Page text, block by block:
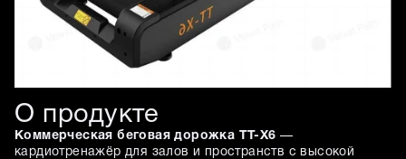
О продукте
Коммерческая беговая дорожка TT-X6 —
кардиотренажёр для залов и пространств с высокой